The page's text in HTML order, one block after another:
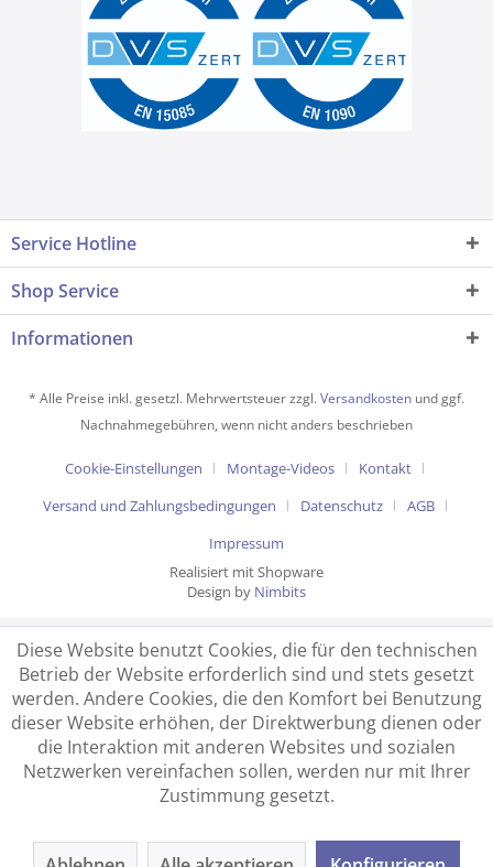
Service Hotline
Shop Service
Informationen
* Alle Preise inkl. gesetzl. Mehrwertsteuer zzgl.Versandkosten und ggf.
Nachnahmegebühren, wenn nicht anders beschrieben
Cookie-Einstellungen Montage-Videos
Kontakt
Versand und Zahlungsbedingungen
Datenschutz
AGB
Impressum
Realisiert mit Shopware
Design by Nimbits
Diese Website benutzt Cookies, die für den technischen
Betrieb der Website erforderlich sind und stets gesetzt
werden. Andere Cookies, die den Komfort bei Benutzung
dieser Website erhöhen, der Direktwerbung dienen oder
die Interaktion mit anderen Websites und sozialen
Netzwerken vereinfachen sollen, werden nur mit Ihrer
Zustimmung gesetzt.